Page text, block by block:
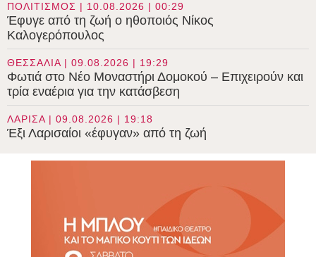
ΠΟΛΙΤΙΣΜΟΣ | 10.08.2026 | 00:29
Έφυγε από τη ζωή ο ηθοποιός Νίκος
Καλογερόπουλος
ΘΕΣΣΑΛΙΑ | 09.08.2026 | 19:29
Φωτιά στο Νέο Μοναστήρι Δομοκού – Επιχειρούν και
τρία εναέρια για την κατάσβεση
ΛΑΡΙΣΑ | 09.08.2026 | 19:18
Έξι Λαρισαίοι «έφυγαν» από τη ζωή